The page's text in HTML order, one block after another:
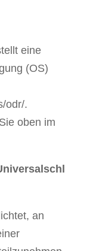
eine
(OS)
odr/.
oben im
an